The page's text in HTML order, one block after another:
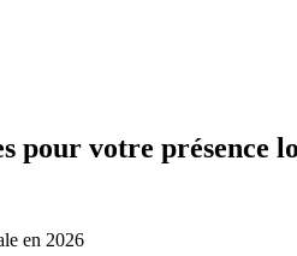
pour votre présence